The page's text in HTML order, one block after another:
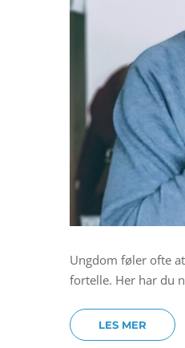
Ungdom føler ofte
fortelle. Her har du
LES MER